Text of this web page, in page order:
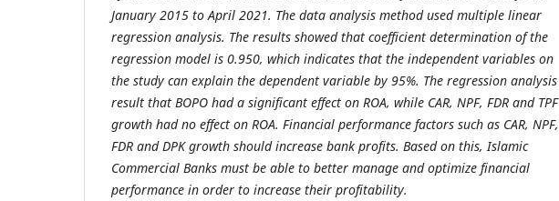
January 2015 to April 2021. The data analysis method used multiple linear
regression analysis. The results showed that coefficient determination of the
regression model is 0.950, which indicates that the independent variables on
the study can explain the dependent variable by 95%. The regression analysis
result that BOPO had a significant effect on ROA, while CAR, NPF, FDR and TPF
growth had no effect on ROA. Financial performance factors such as CAR, NPF,
FDR and DPK growth should increase bank profits. Based on this, Islamic
Commercial Banks must be able to better manage and optimize financial
performance in order to increase their profitability.